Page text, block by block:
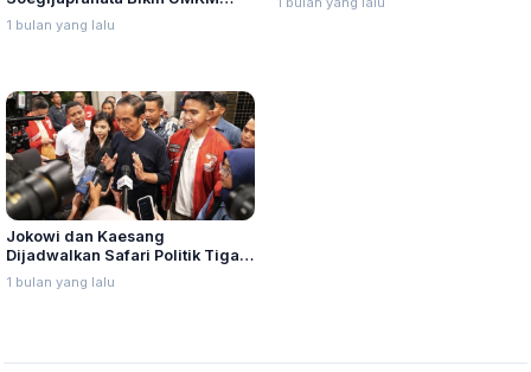
Kebanjiran Pesanan, Iswar Beri
Apresiasi
1 bulan yang lalu
Jokowi dan Kaesang
Dijadwalkan Safari Politik Tiga
Hari di Lampung
1 bulan yang lalu